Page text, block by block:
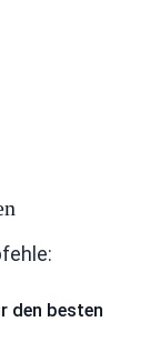
den besten